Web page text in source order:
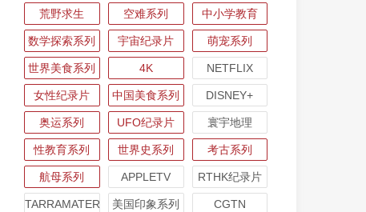
荒野求生 空难系列 中小学教育
数学探索系列 宇宙纪录片 萌宠系列
世界美食系列 4K NETFLIX
女性纪录片 中国美食系列 DISNEY+
奥运系列 UFO纪录片 寰宇地理
性教育系列 世界史系列 考古系列
航母系列 APPLETV RTHK纪录片
TARRAMATER 美国印象系列 CGTN